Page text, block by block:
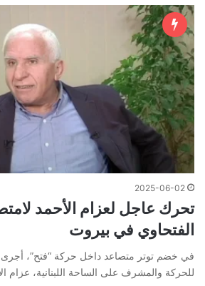
2025-06-02
تحرك عاجل لعزام الأحمد
الفتحاوي في بيروت
في خضم توتر متصاعد داخل حركة “فتح”، أجرى
للحركة والمشرف على الساحة اللبنانية، عزام